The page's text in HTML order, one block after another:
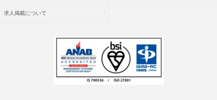
求人掲載について